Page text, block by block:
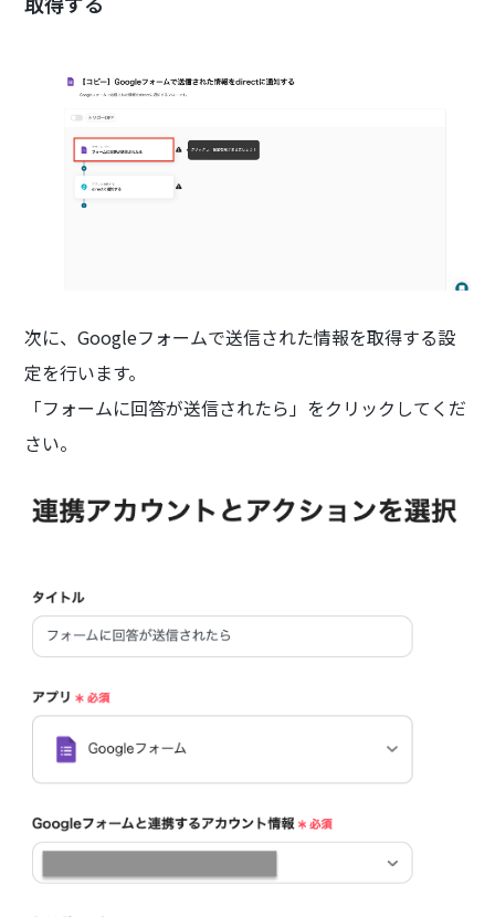
次に、Googleフォームで送信された情報を取得する設
定を行います。
「フォームに回答が送信されたら」をクリックしてくだ
さい。